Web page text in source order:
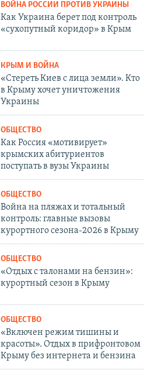
ВОЙНА РОССИИ ПРОТИВ УКРАИНЫ
Как Украина берет под контроль
«сухопутный коридор» в Крым
КРЫМ И ВОЙНА
«Стереть Киев с лица земли». Кто
в Крыму хочет уничтожения
Украины
ОБЩЕСТВО
Как Россия «мотивирует»
крымских абитуриентов
поступать в вузы Украины
ОБЩЕСТВО
Война на пляжах и тотальный
контроль: главные вызовы
курортного сезона-2026 в Крыму
ОБЩЕСТВО
«Отдых с талонами на бензин»:
курортный сезон в Крыму
ОБЩЕСТВО
«Включен режим тишины и
красоты». Отдых в прифронтовом
Крыму без интернета и бензина